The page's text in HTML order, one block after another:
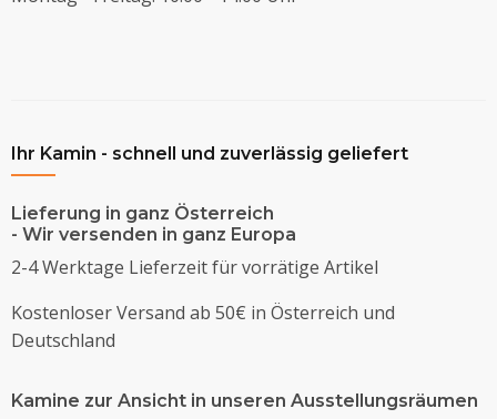
Ihr Kamin - schnell und zuverlässig geliefert
Lieferung in ganz Österreich
- Wir versenden in ganz Europa
2-4 Werktage Lieferzeit für vorrätige Artikel
Kostenloser Versand ab 50€ in Österreich und
Deutschland
Kamine zur Ansicht in unseren Ausstellungsräumen